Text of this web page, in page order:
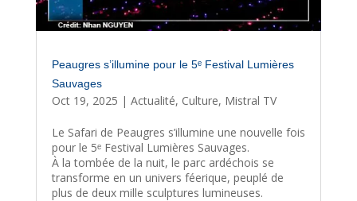
Peaugres s’illumine pour le 5ᵉ Festival Lumières
Sauvages
Oct 19, 2025 | Actualité, Culture, Mistral TV
Le Safari de Peaugres s’illumine une nouvelle fois
pour le 5ᵉ Festival Lumières Sauvages.
À la tombée de la nuit, le parc ardéchois se
transforme en un univers féerique, peuplé de
plus de deux mille sculptures lumineuses.